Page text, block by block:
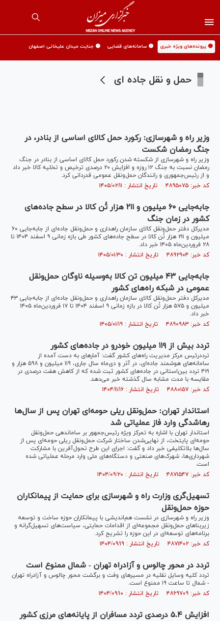
🟡 پرونده‌های ویژه خبری 🟡 سامانه‌های قضایی 🟡 جنایت میدان علیخانی اصفهان
حمل و نقل جاده ای
وزیر راه و شهرسازی: رکورد حمل کالای اساسی از بنادر، در
جنگ رمضان شکست
وزیر راه و شهرسازی از شکسته شدن رکورد حمل کالای اساسی از بنادر در جنگ
رمضان نسبت به جنگ ۱۲ روزه و افزایش ۲۰ درصدی ترخیص و تخلیه کالا خبر داد
و از رئیس‌جمهوری و رانندگان حمل‌ونقل عمومی قدردانی کرد.
کد خبر: ۴۸۹۵۰۷۵ تاریخ انتشار : ۱۴۰۵/۰۲/۱۱
جابه‌جایی ۶۰ میلیون و ۲۱۱ هزار تُن کالا در سطح جاده‌های
کشور در زمان جنگ
مدیرکل دفتر حمل‌ونقل کالای سازمان راهداری و حمل‌ونقل جاده‌ای از جابه‌جایی ۶۰
میلیون و ۲۱۱ هزار تُن کالا در سطح جاده‌های کشور طی بازه زمانی ۹ اسفند ۱۴۰۴ تا
۲۸ فروردین‌ماه ۱۴۰۵ خبر داد.
کد خبر: ۴۸۹۲۹۰۴ تاریخ انتشار : ۱۴۰۵/۰۱/۳۰
جابه‌جایی ۴۳ میلیون تن کالا به‌وسیله ناوگان حمل‌ونقل
عمومی در شبکه راه‌های کشور
مدیرکل دفتر حمل‌ونقل کالای سازمان راهداری و حمل‌ونقل جاده‌ای از جابه‌جایی ۴۳
میلیون و ۵۷۵ هزار تُن کالا در بازه زمانی ۹ اسفند ۱۴۰۴ تا ۱۷ فروردین‌ماه ۱۴۰۵
خبر داد.
کد خبر: ۴۸۹۰۹۸۳ تاریخ انتشار : ۱۴۰۵/۰۱/۱۹
تردد بیش از ۱۱۹ میلیون خودرو در جاده‌های کشور
ترددرئیس مرکز مدیریت راه‌های کشور گفت: آمار‌های به دست آمده از
سامانه‌های هوشمند جاده‌ای، در آذر و دی‌ماه سال جاری، ۱۱۹ میلیون و ۵۹۸ هزار و
۴۲۱ تردد بین‌استانی در جاده‌های کشور ثبت شده که از کاهش هفت درصدی در
مقایسه با مدت مشابه سال گذشته خبر می‌دهد.
کد خبر: ۴۸۸۰۱۵۷ تاریخ انتشار : ۱۴۰۴/۱۱/۱۶
استاندار تهران: حمل‌ونقل ریلی حومه‌ای تهران پس از سال‌ها
رهاشدگی وارد فاز عملیاتی شد
استاندار تهران با اشاره به تمرکز ویژه رئیس‌جمهور بر ساماندهی حمل‌ونقل
حومه‌ای پایتخت، از نهایی‌شدن ساختار شرکت حمل‌ونقل ریلی حومه‌ای پس از
سال‌ها بلاتکلیفی خبر داد و گفت: اجرای این طرح تحول‌آفرین با مشارکت
شهرداری‌ها، شهرک‌های صنعتی و دستگاه‌های ملی وارد مرحله عملیاتی شده
است.
کد خبر: ۴۸۷۱۵۴۷ تاریخ انتشار : ۱۴۰۴/۰۹/۲۰
تسهیل‌گری وزارت راه و شهرسازی برای حمایت از پیمانکاران
حوزه حمل‌ونقل
وزیر راه و شهرسازی در نشست هم‌اندیشی با پیمانکاران حوزه ساخت و توسعه
زیربنا‌های حمل‌ونقل مجموعه‌ای از اقدامات حمایتی، سیاست‌های تسهیل‌گرانه و
برنامه‌های توسعه‌ای در این حوزه را تشریح کرد.
کد خبر: ۴۸۷۱۴۰۲ تاریخ انتشار : ۱۴۰۴/۰۹/۱۹
تردد در محور چالوس و آزادراه تهران - شمال ممنوع است
تردد کلیه وسایل نقلیه در مسیر‌های وفت و برگشت محور چالوس و آزادراه تهران
- شمال تا ساعت ۱۹ ممنوع است.
کد خبر: ۴۸۶۹۷۰۹ تاریخ انتشار : ۱۴۰۴/۰۹/۱۰
افزایش ۵.۴ درصدی تردد مسافران از پایانه‌های مرزی کشور